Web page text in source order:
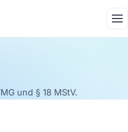
und § 18 MStV.